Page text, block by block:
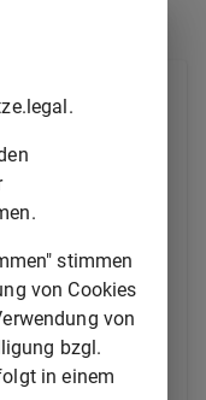
unterrichtet
Monaten ein
über die
für
gemäß
die Zahl der
die
für
stimmen
von Cookies
von
bzgl.
in einem